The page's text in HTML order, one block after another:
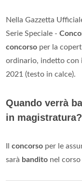
Nella Gazzetta
Serie Speciale -
concorso per la
ordinario, indetto con
2021 (testo in calce).
Quando verrà
in magistratura?
concorso per le
sarà bandito nel